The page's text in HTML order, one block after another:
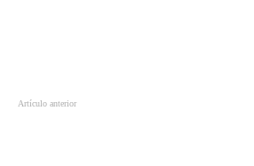
Artículo anterior